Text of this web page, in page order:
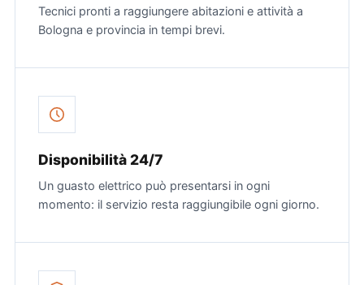
Tecnici pronti a raggiungere abitazioni e attività a
Bologna e provincia in tempi brevi.
Disponibilità 24/7
Un guasto elettrico può presentarsi in ogni
momento: il servizio resta raggiungibile ogni giorno.